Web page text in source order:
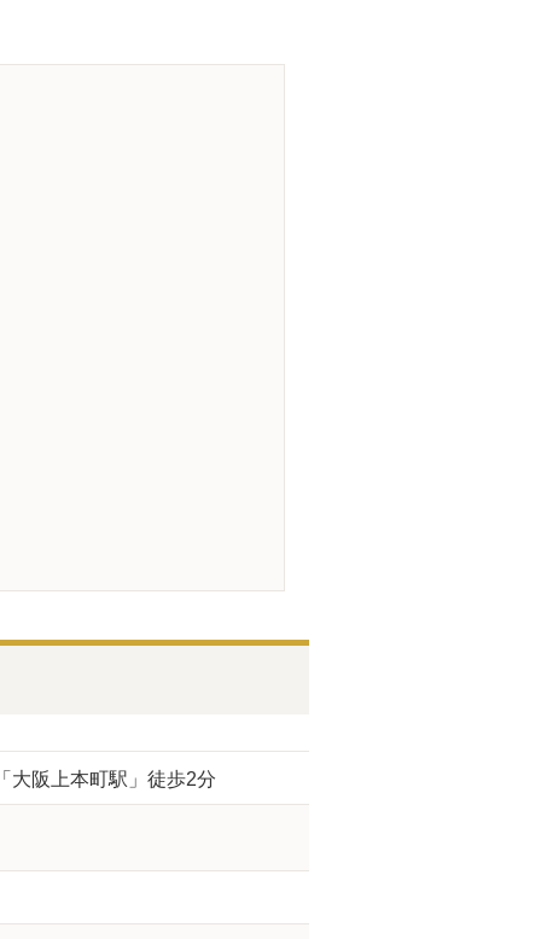
大阪上本町駅」徒歩2分